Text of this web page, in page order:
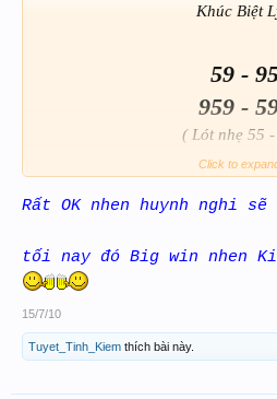
Khúc Biệt
59 -
959 -
( Lót nhẹ 55
Big Win cùng
Thân !
Click to
Rất OK nhen huynh nghi
tối nay đó Big win nhen
15/7/10
Tuyet_Tinh_Kiem thích bài này.